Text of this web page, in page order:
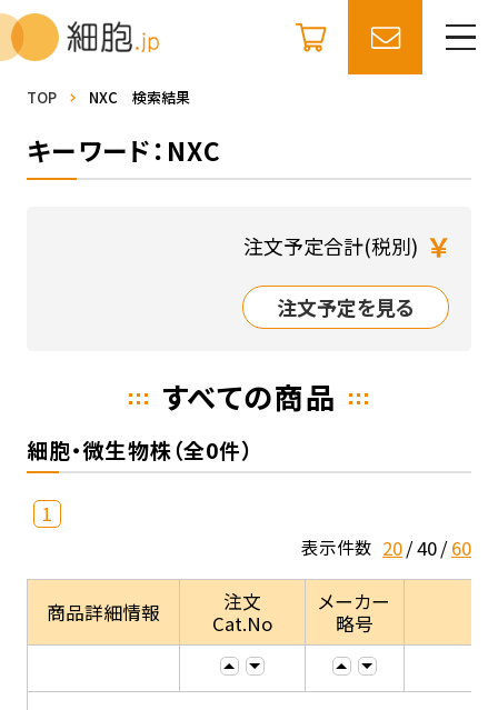
TOP NXC 検索結果
キーワード：NXC
注文予定合計(税別) ￥
注文予定を見る
すべての商品
細胞・微生物株（全0件）
1
表示件数 20 40 60
商品詳細情報
注文
Cat.No
メーカー
略号